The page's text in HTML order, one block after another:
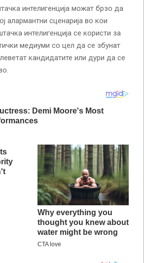
интелигенција можат брзо да
алармантни сценарија во кои
интелигенција се користи за
медиуми со цел да се збунат
кандидатите или дури да се